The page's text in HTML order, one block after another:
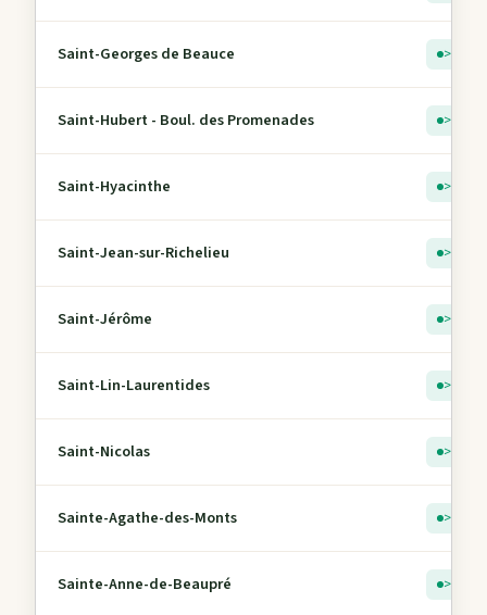
Saint-Georges de Beauce > 5
Saint-Hubert - Boul. des Promenades > 5
Saint-Hyacinthe > 5
Saint-Jean-sur-Richelieu > 5
Saint-Jérôme > 5
Saint-Lin-Laurentides > 5
Saint-Nicolas > 5
Sainte-Agathe-des-Monts > 5
Sainte-Anne-de-Beaupré > 5